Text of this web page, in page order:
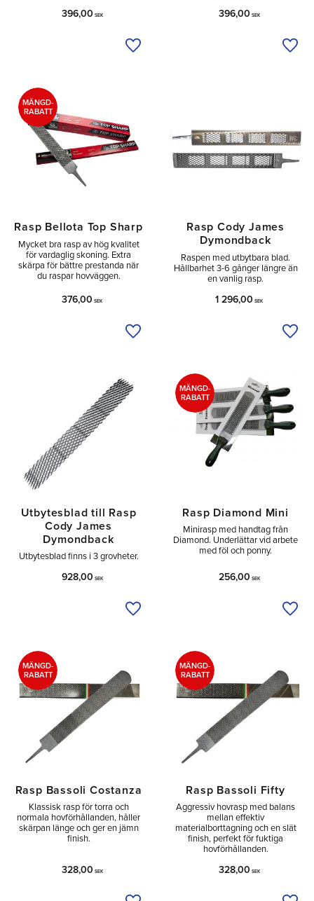
396,00 SEK
Lägg till i önskelista
396,00 SEK
Rasp Bellota Top Sharp
Mycket bra rasp av hög kvalitet
för vardaglig skoning. Extra
skärpa för bättre prestanda när
du raspar hovväggen.
376,00 SEK
MÄNGD-
RABATT
Lägg till i önskelista
Rasp Cody James
Dymondback
Raspen med utbytbara blad.
Hållbarhet 3-6 gånger längre än
en vanlig rasp.
1 296,00 SEK
Utbytesblad till Rasp
Cody James
Dymondback
Utbytesblad finns i 3 grovheter.
928,00 SEK
Lägg till i önskelista
Rasp Diamond Mini
Minirasp med handtag från
Diamond. Underlättar vid arbete
med föl och ponny.
256,00 SEK
MÄNGD-
RABATT
Rasp Bassoli Costanza
Klassisk rasp för torra och
normala hovförhållanden, håller
skärpan länge och ger en jämn
finish.
328,00 SEK
MÄNGD-
RABATT
Rasp Bassoli Fifty
Aggressiv hovrasp med balans
mellan effektiv
materialborttagning och en slät
finish, perfekt för fuktiga
hovförhållanden.
328,00 SEK
MÄNGD-
RABATT